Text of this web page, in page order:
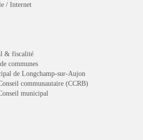
/ Internet
& fiscalité
communes
de Longchamp-sur-Aujon
communautaire (CCRB)
municipal